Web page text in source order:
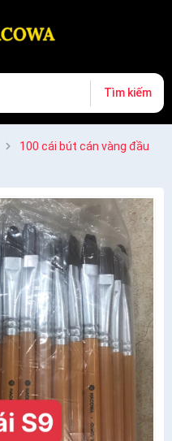
Tìm kiếm
100 cái bút cán vàng đầu